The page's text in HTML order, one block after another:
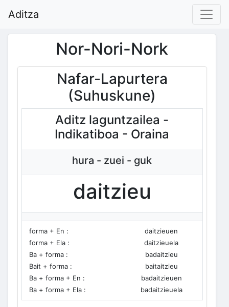
Aditza
Nor-Nori-Nork
Nafar-Lapurtera
(Suhuskune)
Aditz laguntzailea -
Indikatiboa - Oraina
hura - zuei - guk
daitzieu
forma + En :
daitzieuen
forma + Ela :
daitzieuela
Ba + forma :
badaitzieu
Bait + forma :
baitaitzieu
Ba + forma + En :
badaitzieuen
Ba + forma + Ela :
badaitzieuela